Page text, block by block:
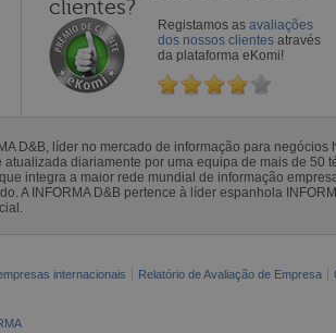
clientes?
Registamos as avaliações
dos nossos clientes através
da plataforma eKomi!
D&B, líder no mercado de informação para negócios
diariamente por uma equipa de mais de 50
integra a maior rede mundial de informação
A INFORMA D&B pertence à líder espanhola
internacionais Relatório de Avaliação de Empresa